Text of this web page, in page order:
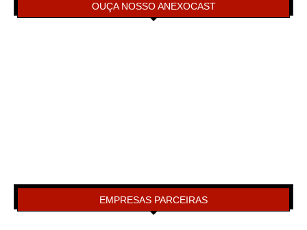
OUÇA NOSSO ANEXOCAST
EMPRESAS PARCEIRAS